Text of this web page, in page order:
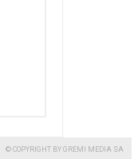
© COPYRIGHT BY GREMI MEDIA SA